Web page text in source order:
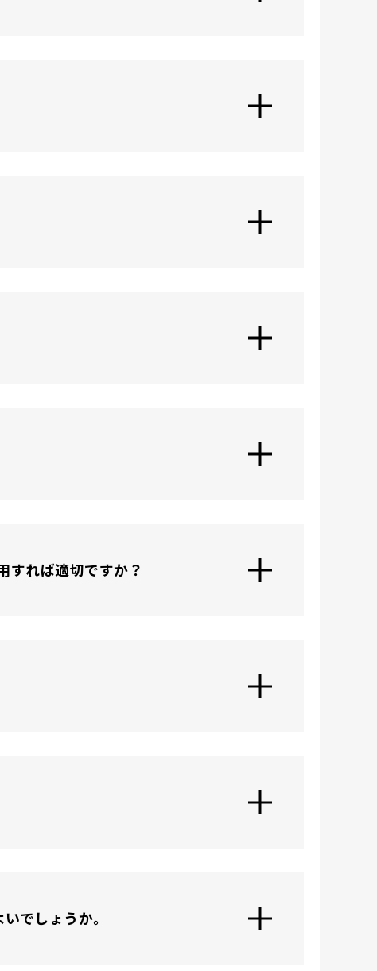
すれば適切ですか？
でしょうか。